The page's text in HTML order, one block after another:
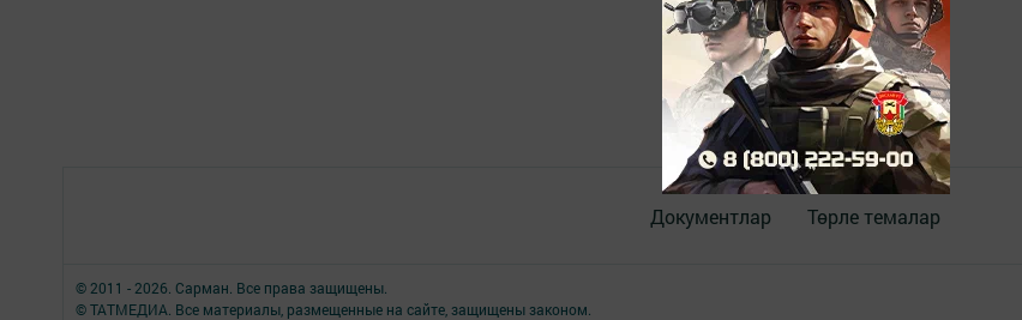
Документлар Төрле темалар
© 2011 - 2026. Сарман. Все права защищены.
© ТАТМЕДИА. Все материалы, размещенные на сайте, защищены законом.